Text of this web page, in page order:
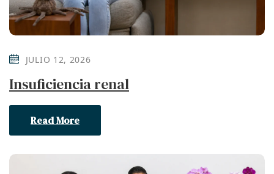
JULIO 12, 2026
Insuficiencia renal
Read More